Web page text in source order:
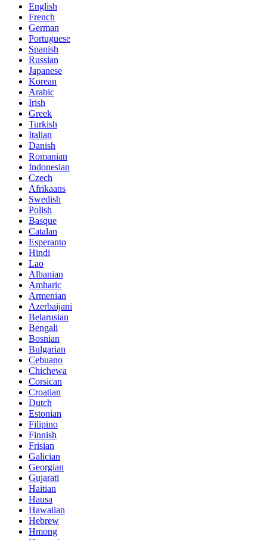
English
French
German
Portuguese
Spanish
Russian
Japanese
Korean
Arabic
Irish
Greek
Turkish
Italian
Danish
Romanian
Indonesian
Czech
Afrikaans
Swedish
Polish
Basque
Catalan
Esperanto
Hindi
Lao
Albanian
Amharic
Armenian
Azerbaijani
Belarusian
Bengali
Bosnian
Bulgarian
Cebuano
Chichewa
Corsican
Croatian
Dutch
Estonian
Filipino
Finnish
Frisian
Galician
Georgian
Gujarati
Haitian
Hausa
Hawaiian
Hebrew
Hmong